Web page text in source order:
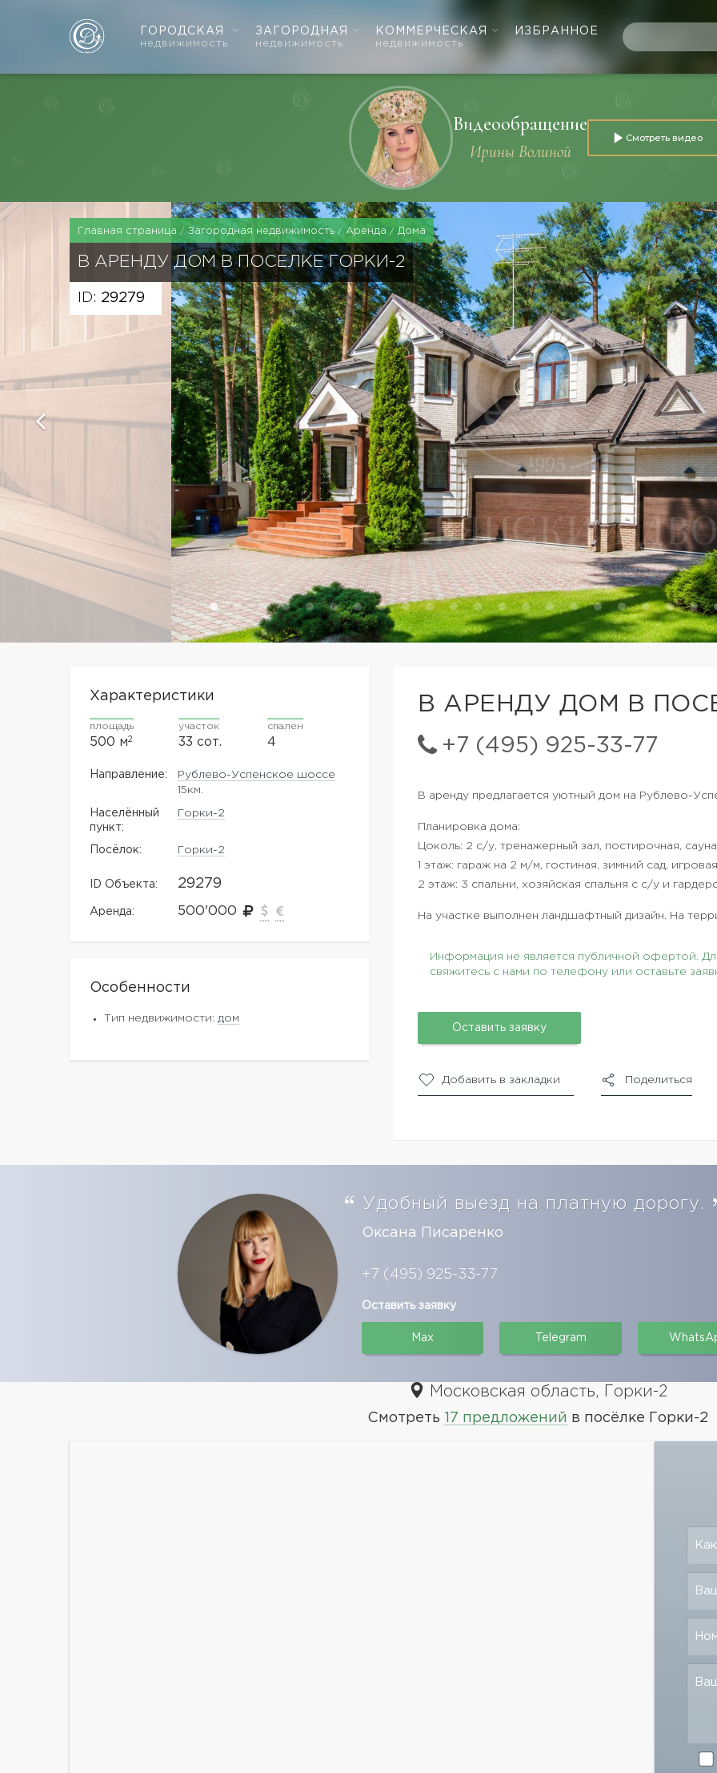
ГОРОДСКАЯ
недвижимость
ЗАГОРОДНАЯ
недвижимость
КОММЕРЧЕСКАЯ
недвижимость
ИЗБРАННОЕ
Видеообращение
Ирины Волиной
Смотреть видео
Главная страница Загородная недвижимость Аренда Дома
В АРЕНДУ ДОМ В ПОСЕЛКЕ ГОРКИ-2
ID: 29279
В АРЕНДУ ДОМ В
+7 (495) 925-33-77
Характеристики
площадь
500 м2
участок
33 сот.
спален
4
Направление:
Рублево-Успенское шоссе
15км.
Населённый
пункт:
Горки-2
Посёлок: Горки-2
ID Объекта: 29279
Аренда: 500'000
Особенности
Тип недвижимости: дом
В аренду предлагается уютный дом на Рублево-
Планировка дома:
Цоколь: 2 с/у, тренажерный зал, постирочная,
1 этаж: гараж на 2 м/м, гостиная, зимний сад,
2 этаж: 3 спальни, хозяйская спальня с с/у и
На участке выполнен ландшафтный дизайн. На
Информация не является публичной офертой.
свяжитесь с нами по телефону или оставьте
Оставить заявку
Добавить в закладки Поделиться
Удобный выезд на платную дорогу.
Оксана Писаренко
+7 (495) 925-33-77
Оставить заявку
Max Telegram
Московская область, Горки-2
Смотреть 17 предложений в посёлке Горки-2